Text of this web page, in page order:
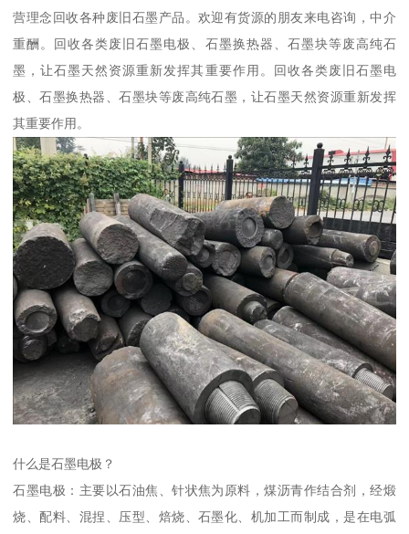
营理念回收各种废旧石墨产品。欢迎有货源的朋友来电咨询，中介
重酬。回收各类废旧石墨电极、石墨换热器、石墨块等废高纯石
墨，让石墨天然资源重新发挥其重要作用。回收各类废旧石墨电
极、石墨换热器、石墨块等废高纯石墨，让石墨天然资源重新发挥
其重要作用。
什么是石墨电极？
石墨电极：主要以石油焦、针状焦为原料，煤沥青作结合剂，经煅
烧、配料、混捏、压型、焙烧、石墨化、机加工而制成，是在电弧